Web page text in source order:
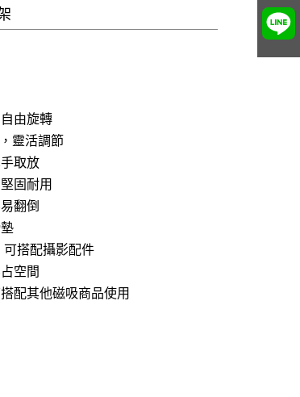
由旋轉
靈活調節
取放
固耐用
翻倒
可搭配攝影配件
空間
配其他磁吸商品使用